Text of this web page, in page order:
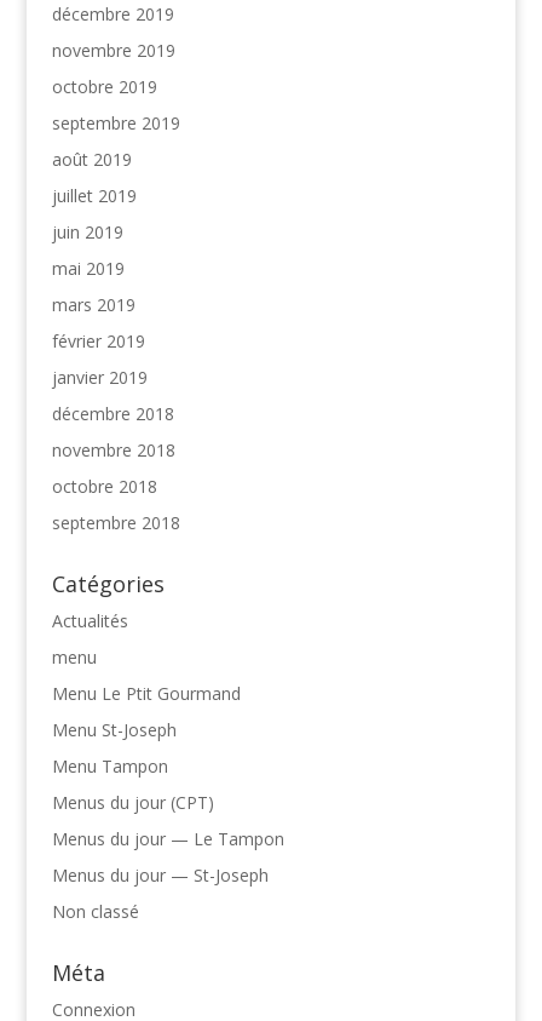
décembre 2019
novembre 2019
octobre 2019
septembre 2019
août 2019
juillet 2019
juin 2019
mai 2019
mars 2019
février 2019
janvier 2019
décembre 2018
novembre 2018
octobre 2018
septembre 2018
Catégories
Actualités
menu
Menu Le Ptit Gourmand
Menu St-Joseph
Menu Tampon
Menus du jour (CPT)
Menus du jour — Le Tampon
Menus du jour — St-Joseph
Non classé
Méta
Connexion